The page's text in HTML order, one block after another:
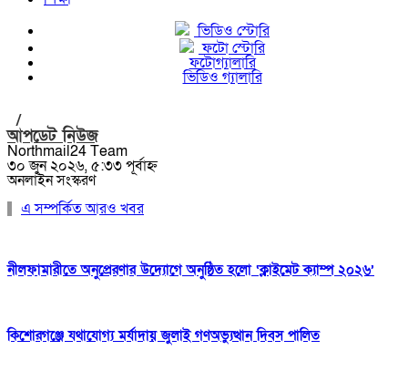
ভিডিও স্টোরি
ফটো স্টোরি
ফটোগ্যালারি
ভিডিও গ্যালারি
/
আপডেট নিউজ
Northmail24 Team
৩০ জুন ২০২৬, ৫:৩৩ পূর্বাহ্ন
অনলাইন সংস্করণ
এ সম্পর্কিত আরও খবর
নীলফামারীতে অনুপ্রেরণার উদ্যোগে অনুষ্ঠিত হলো ‘ক্লাইমেট ক্যাম্প ২০২৬’
কিশোরগঞ্জে যথাযোগ্য মর্যাদায় জুলাই গণঅভ্যুত্থান দিবস পালিত